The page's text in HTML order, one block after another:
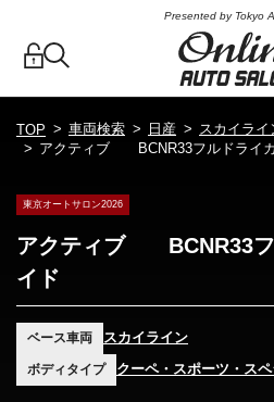
Presented by Tokyo
TOP 車両検索 日産
スカイライ
アクティブ BCNR33フルドライ
東京オートサロン2026
アクティブ BCNR33フ
イド
ベース車両 スカイライン
ボディタイプ クーペ・スポーツ・ス